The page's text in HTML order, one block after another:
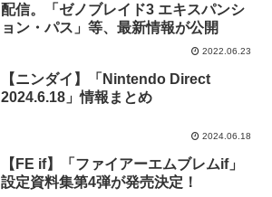
配信。「ゼノブレイド3 エキスパンシ
ョン・パス」等、最新情報が公開
2022.06.23
【ニンダイ】「Nintendo Direct
2024.6.18」情報まとめ
2024.06.18
【FE if】「ファイアーエムブレムif」
設定資料集第4弾が発売決定！